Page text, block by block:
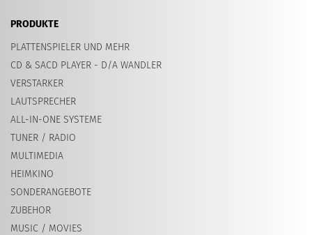
PRODUKTE
PLATTENSPIELER UND MEHR
CD & SACD PLAYER - D/A WANDLER
VERSTARKER
LAUTSPRECHER
ALL-IN-ONE SYSTEME
TUNER / RADIO
MULTIMEDIA
HEIMKINO
SONDERANGEBOTE
ZUBEHOR
MUSIC / MOVIES